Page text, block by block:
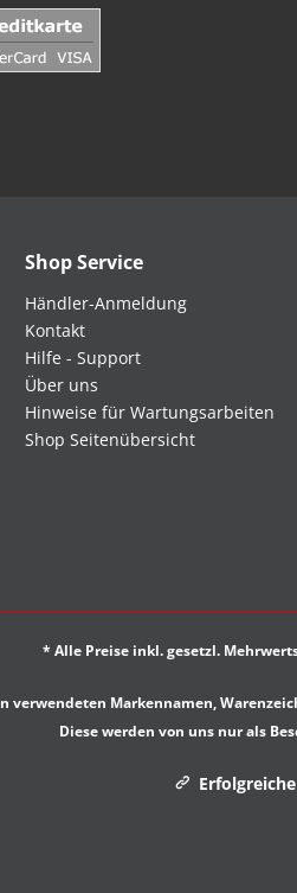
Shop Service
Händler-Anmeldung
Kontakt
Hilfe - Support
Über uns
Hinweise für Wartungsarbeiten
Shop Seitenübersicht
* Alle Preise inkl. gesetzl.
verwendeten Markennamen,
Diese werden von uns nur als